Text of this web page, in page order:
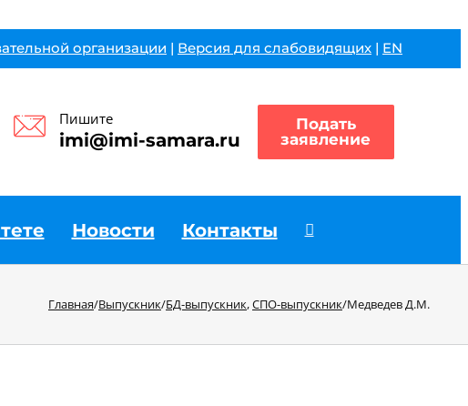
организации | Версия для слабовидящих | EN
Пишите
imi@imi-samara.ru
Подать
заявление
Новости Контакты
Главная/Выпускник/БД-выпускник,СПО-выпускник/Медведев Д.М.